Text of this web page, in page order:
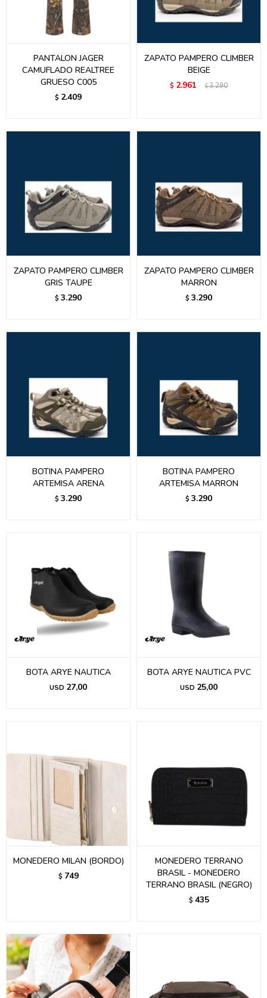
PANTALON JAGER
CAMUFLADO REALTREE
GRUESO C005
$ 2.409
ZAPATO PAMPERO CLIMBER
BEIGE
$ 2.961 $3.290
ZAPATO PAMPERO CLIMBER
GRIS TAUPE
$ 3.290
ZAPATO PAMPERO CLIMBER
MARRON
$ 3.290
BOTINA PAMPERO
ARTEMISA ARENA
$ 3.290
BOTINA PAMPERO
ARTEMISA MARRON
$ 3.290
BOTA ARYE NAUTICA
USD 27,00
BOTA ARYE NAUTICA PVC
USD 25,00
MONEDERO MILAN (BORDO)
$ 749
MONEDERO TERRANO
BRASIL - MONEDERO
TERRANO BRASIL (NEGRO)
$ 435